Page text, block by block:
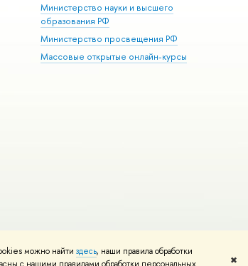
можно найти здесь, наши правила обработки
✖
Министерство науки и высшего
образования РФ
Министерство просвещения РФ
Массовые открытые онлайн-курсы
Редактору